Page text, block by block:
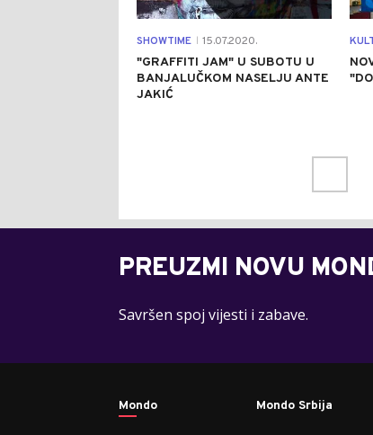
SHOWTIME 15.07.2020.
"GRAFFITI JAM" U SUBOTU U
BANJALUČKOM NASELJU ANTE
JAKIĆ
PREUZMI NOVU
Savršen spoj vijesti i zabave.
Mondo Mondo Srbija